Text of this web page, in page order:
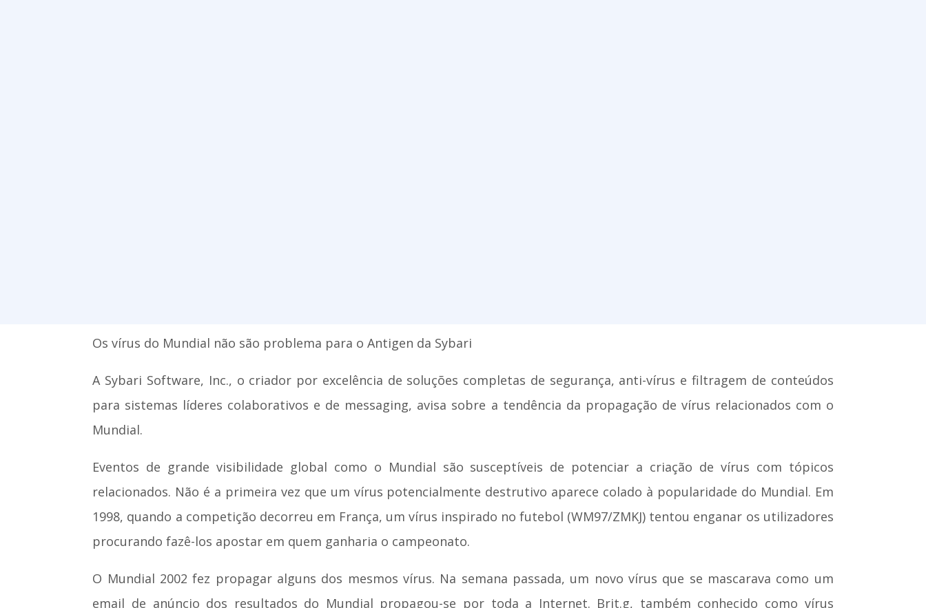
Os vírus do Mundial não são problema para o Antigen da Sybari
A Sybari Software, Inc., o criador por excelência de soluções completas de segurança, anti-vírus e filtragem de conteúdos
para sistemas líderes colaborativos e de messaging, avisa sobre a tendência da propagação de vírus relacionados com o
Mundial.
Eventos de grande visibilidade global como o Mundial são susceptíveis de potenciar a criação de vírus com tópicos
relacionados. Não é a primeira vez que um vírus potencialmente destrutivo aparece colado à popularidade do Mundial. Em
1998, quando a competição decorreu em França, um vírus inspirado no futebol (WM97/ZMKJ) tentou enganar os utilizadores
procurando fazê-los apostar em quem ganharia o campeonato.
O Mundial 2002 fez propagar alguns dos mesmos vírus. Na semana passada, um novo vírus que se mascarava como um
email de anúncio dos resultados do Mundial propagou-se por toda a Internet. Brit.g, também conhecido como vírus